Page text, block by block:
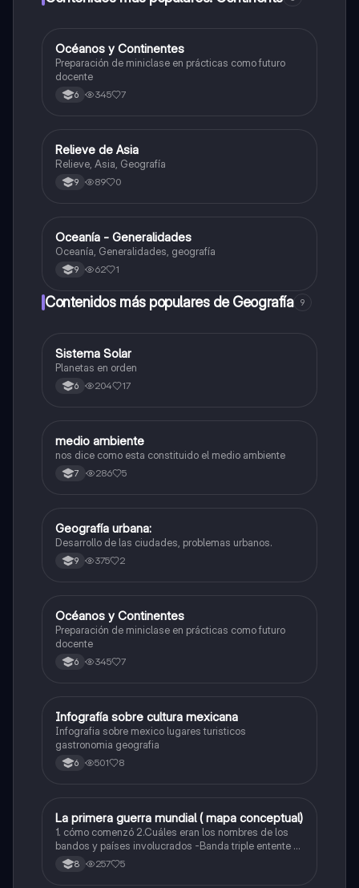
Geografía
Océanos y Continentes
Preparación de miniclase en prácticas como futuro
docente
6 345 7
Geografía
Relieve de Asia
Relieve, Asia, Geografía
9 89 0
Geografía
Oceanía - Generalidades
Oceanía, Generalidades, geografía
9 62 1
Contenidos más populares de Geografía 9
Geografía
Sistema Solar
Planetas en orden
6 204 17
Geografía
medio ambiente
nos dice como esta constituido el medio ambiente
7 286 5
Filosofía
Geografía urbana:
Desarrollo de las ciudades, problemas urbanos.
9 375 2
Geografía
Océanos y Continentes
Preparación de miniclase en prácticas como futuro
docente
6 345 7
Geografía
Infografía sobre cultura mexicana
Infografia sobre mexico lugares turisticos
gastronomia geografia
6 501 8
Sociales/Historia
La primera guerra mundial ( mapa conceptual)
1. cómo comenzó 2.Cuáles eran los nombres de los
bandos y países involucrados -Banda triple entente -
Banda potencia centrales 3.Dónde se liberó la guerra
4.Cuándo y Por qué terminó 5.Causas
8 257 5